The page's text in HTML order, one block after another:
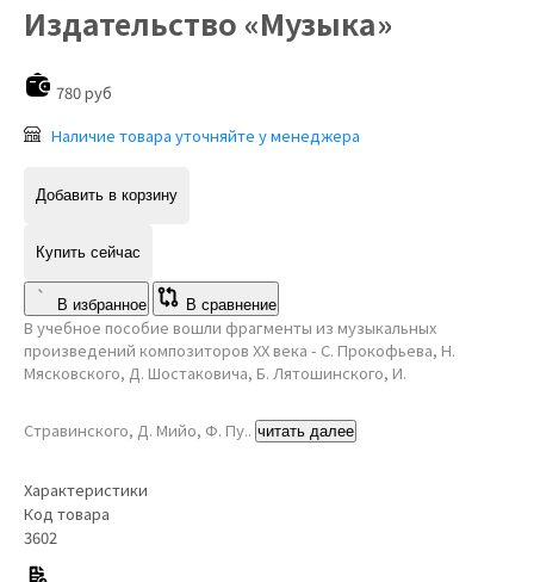
Издательство «Музыка»
780 руб
Наличие товара уточняйте у менеджера
Добавить в корзину
Купить сейчас
В избранное В сравнение
В учебное пособие вошли фрагменты из музыкальных
произведений композиторов XX века - С. Прокофьева, Н.
Мясковского, Д. Шостаковича, Б. Лятошинского, И.
Стравинского, Д. Мийо, Ф. Пу.. читать далее
Характеристики
Код товара
3602